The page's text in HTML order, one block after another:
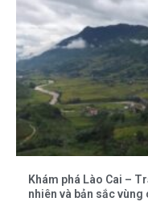
Khám phá Lào Cai –
nhiên và bản sắc vùng